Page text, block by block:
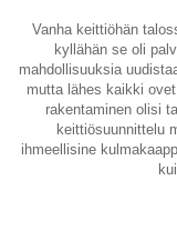
Vanha keittiöhän
kyllähän se oli
mahdollisuuksia
mutta lähes kaikki
rakentaminen olisi
keittiösuunnittelu
ihmeellisine